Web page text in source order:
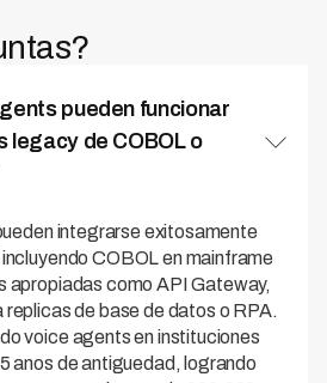
pueden funcionar
legacy de COBOL o
integrarse exitosamente
COBOL en mainframe
apropiadas como API Gateway,
de base de datos o RPA.
voice agents en instituciones
anos de antiguedad, logrando